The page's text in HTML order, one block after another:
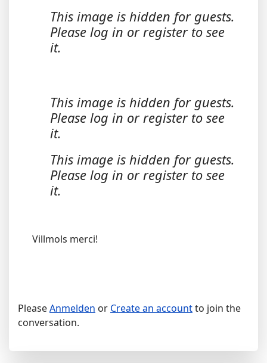
This image is hidden for guests.
Please log in or register to see
it.
This image is hidden for guests.
Please log in or register to see
it.
This image is hidden for guests.
Please log in or register to see
it.
Villmols merci!
PleaseAnmelden or Create an accountto join the
conversation.